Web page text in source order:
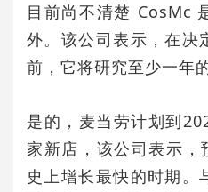
目前尚不清楚 CosMc
外。该公司表示，在决
前，它将研究至少一年
是的，麦当劳计划到
家新店，该公司表示
史上增长最快的时期。